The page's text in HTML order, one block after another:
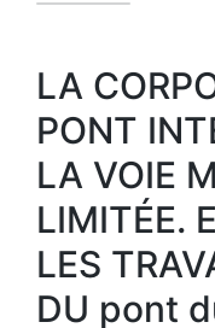
LA
PONT
LA VOIE
LIMITÉE.
LES
DU pont